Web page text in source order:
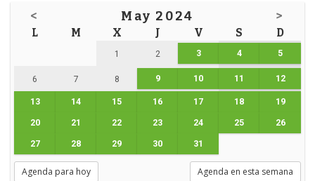
< May 2024 >
L M X J V S D
1 2 3 4 5
6 7 8 9 10 11 12
13 14 15 16 17 18 19
20 21 22 23 24 25 26
27 28 29 30 31
Agenda para hoy Agenda en esta semana